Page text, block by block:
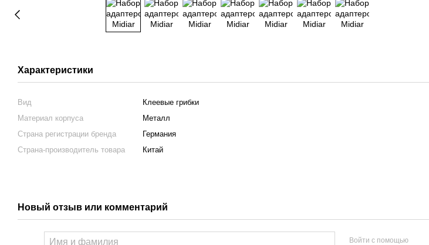
Характеристики
Вид
Клеевые грибки
Материал корпуса
Металл
Страна регистрации бренда
Германия
Страна-производитель товара
Китай
Новый отзыв или комментарий
Войти с помощью